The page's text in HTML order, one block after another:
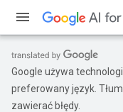
Google używa
preferowany język.
zawierać błędy.